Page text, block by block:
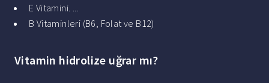
E Vitamini. ...
B Vitaminleri (B6, Folat ve B12)
Vitamin hidrolize uğrar mı?